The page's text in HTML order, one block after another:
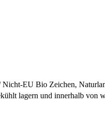
EU Bio Zeichen,
lagern und innerhalb von